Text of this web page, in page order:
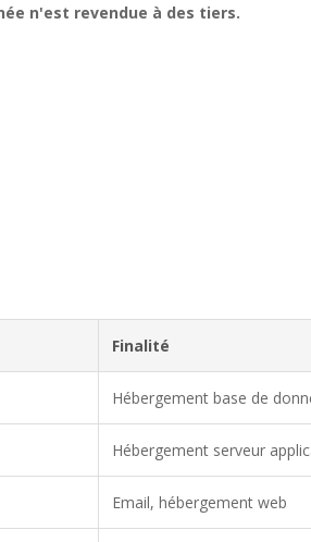
n'est revendue à des tiers.
Finalité
Hébergement base de
Hébergement serveur
Email, hébergement web